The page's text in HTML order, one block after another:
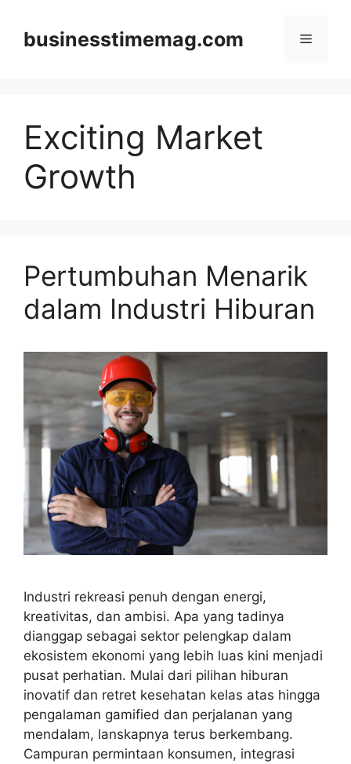
contentbusinesstimemag.com Menu
Exciting Market
Growth
Pertumbuhan Menarik
dalam Industri Hiburan
Industri rekreasi penuh dengan energi,
kreativitas, dan ambisi. Apa yang tadinya
dianggap sebagai sektor pelengkap dalam
ekosistem ekonomi yang lebih luas kini menjadi
pusat perhatian. Mulai dari pilihan hiburan
inovatif dan retret kesehatan kelas atas hingga
pengalaman gamified dan perjalanan yang
mendalam, lanskapnya terus berkembang.
Campuran permintaan konsumen, integrasi